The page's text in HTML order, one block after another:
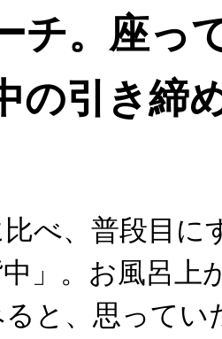
チ。座っ
の引き締
べ、普段目に
中」。お風呂
ると、思って